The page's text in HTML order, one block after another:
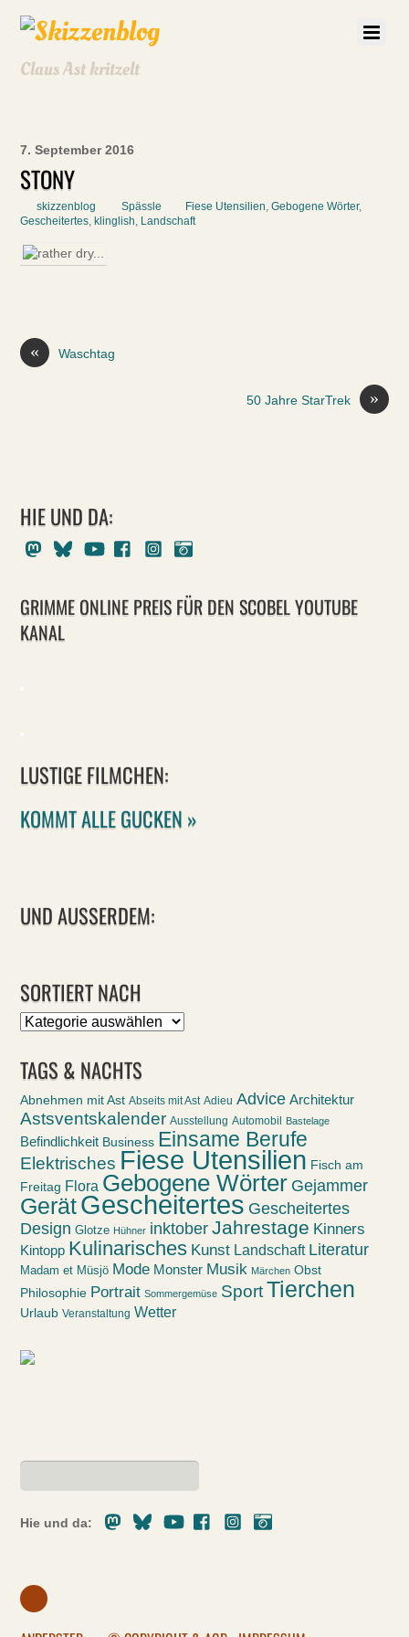
Claus Ast kritzelt
7. September 2016
STONY
skizzenblog Spässle Fiese Utensilien,Gebogene Wörter,
Gescheitertes, klinglish, Landschaft
« Waschtag
»
50 Jahre StarTrek
HIE UND DA:
MastodonBlueskyYoutubeFacebookInstagram
GRIMME ONLINE PREIS FÜR DEN SCOBEL YOUTUBE
KANAL
LUSTIGE FILMCHEN:
KOMMT ALLE GUCKEN »
UND AUSSERDEM:
SORTIERT NACH
Sortiert
TAGS & NACHTS
Abnehmen mit Ast Abseits mit Ast Adieu Advice Architektur
Astsventskalender Ausstellung Automobil Bastelage
Befindlichkeit Business Einsame Berufe
Elektrisches Fiese Utensilien Fisch am
Freitag Flora Gebogene Wörter Gejammer
GerätGescheitertes Gescheitertes
Design Glotze Hühner inktober Jahrestage Kinners
Kintopp Kulinarisches Kunst Landschaft Literatur
Madam et Müsjö Mode Monster Musik Märchen Obst
Philosophie Portrait Sommergemüse Sport Tierchen
Urlaub Veranstaltung Wetter
Hie und da:
MastodonBlueskyYoutubeFacebookInstagram